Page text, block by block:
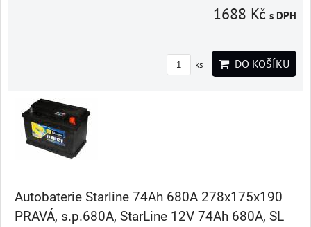
1688 Kč s DPH
ks DO KOŠÍKU
Autobaterie Starline 74Ah 680A 278x175x190
PRAVÁ, s.p.680A, StarLine 12V 74Ah 680A, SL